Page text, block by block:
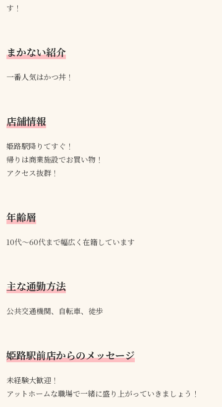
す！
まかない紹介
一番人気はかつ丼！
店舗情報
姫路駅降りてすぐ！
帰りは商業施設でお買い物！
アクセス抜群！
年齢層
10代～60代まで幅広く在籍しています
主な通勤方法
公共交通機関、自転車、徒歩
姫路駅前店からのメッセージ
未経験大歓迎！
アットホームな職場で一緒に盛り上がっていきましょう！